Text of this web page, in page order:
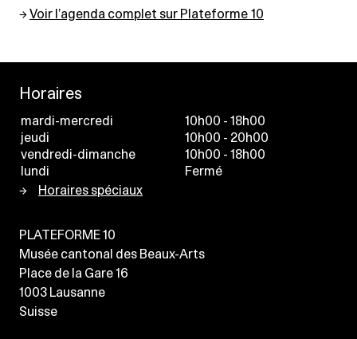
→Voir l’agenda complet sur Plateforme 10
Horaires
mardi-mercredi
10h00 - 18h00
jeudi
10h00 - 20h00
vendredi-dimanche
10h00 - 18h00
lundi
Fermé
Horaires spéciaux
PLATEFORME 10
Musée cantonal des Beaux-Arts
Place de la Gare 16
1003 Lausanne
Suisse